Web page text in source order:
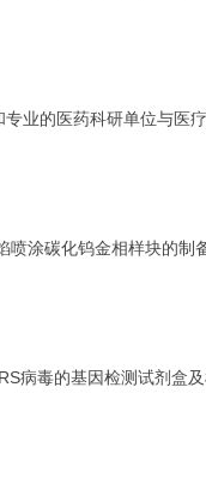
业的医药科研单位与医
涂碳化钨金相样块的
病毒的基因检测试剂盒